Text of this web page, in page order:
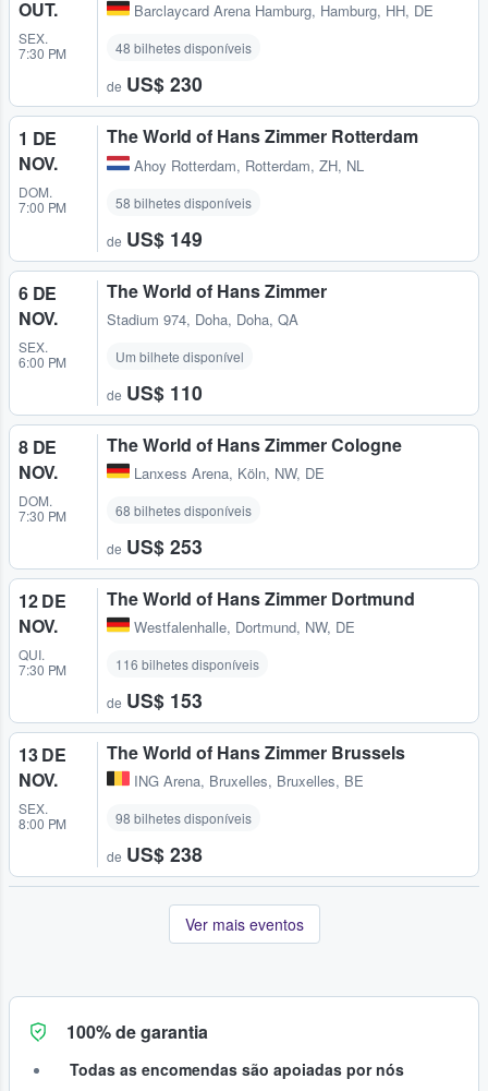
OUT.
SEX.
7:30 PM
Barclaycard Arena Hamburg, Hamburg, HH, DE
48 bilhetes disponíveis
de US$ 230
1 DE
NOV.
DOM.
7:00 PM
The World of Hans Zimmer Rotterdam
Ahoy Rotterdam, Rotterdam, ZH, NL
58 bilhetes disponíveis
de US$ 149
6 DE
NOV.
SEX.
6:00 PM
The World of Hans Zimmer
Stadium 974, Doha, Doha, QA
Um bilhete disponível
de US$ 110
8 DE
NOV.
DOM.
7:30 PM
The World of Hans Zimmer Cologne
Lanxess Arena, Köln, NW, DE
68 bilhetes disponíveis
de US$ 253
12 DE
NOV.
QUI.
7:30 PM
The World of Hans Zimmer Dortmund
Westfalenhalle, Dortmund, NW, DE
116 bilhetes disponíveis
de US$ 153
13 DE
NOV.
SEX.
8:00 PM
The World of Hans Zimmer Brussels
ING Arena, Bruxelles, Bruxelles, BE
98 bilhetes disponíveis
de US$ 238
Ver mais eventos
100% de garantia
Todas as encomendas são apoiadas por nós